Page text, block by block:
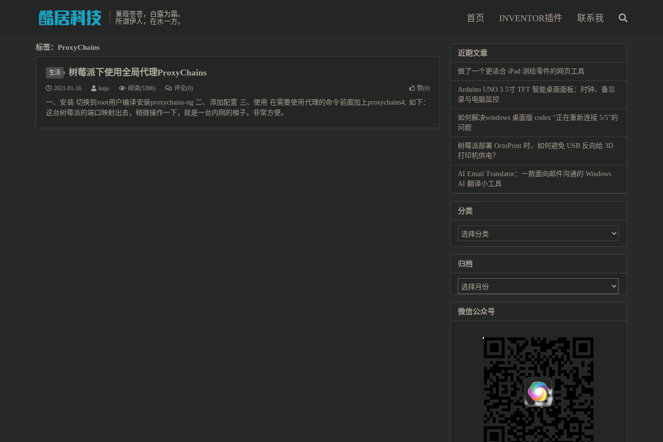
蒹葭苍苍，白露为霜。
所谓伊人，在水一方。
首页 INVENTOR插件 联系我
标签：ProxyChains
生活 树莓派下使用全局代理ProxyChains
2021-01-16 kuju 阅读(5306) 评论(0) 赞(0)
一、安装 切换到root用户编译安装proxychains-ng 二、添加配置 三、使用 在需要使用代理的命令前面加上proxychains4, 如下：
这台树莓派的端口映射出去，稍微操作一下，就是一台内网的梯子。非常方便。
近期文章
做了一个更适合 iPad 测绘零件的网页工具
Arduino UNO 3.5寸 TFT 智能桌面面板：时钟、备忘
录与电脑监控
如何解决windows 桌面版 codex “正在重新连接 5/5”的
问题
树莓派部署 OctoPrint 时，如何避免 USB 反向给 3D
打印机供电？
AI Email Translator：一款面向邮件沟通的 Windows
AI 翻译小工具
分类
归档
微信公众号